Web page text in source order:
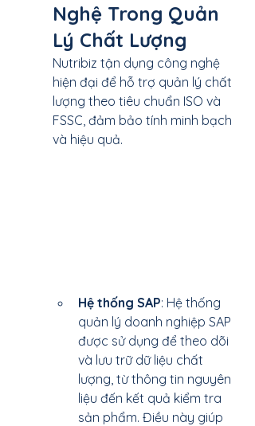
Nghệ Trong Quản
Lý Chất Lượng
Nutribiz tận dụng công nghệ
hiện đại để hỗ trợ quản lý chất
lượng theo tiêu chuẩn ISO và
FSSC, đảm bảo tính minh bạch
và hiệu quả.
Hệ thống SAP: Hệ thống
quản lý doanh nghiệp SAP
được sử dụng để theo dõi
và lưu trữ dữ liệu chất
lượng, từ thông tin nguyên
liệu đến kết quả kiểm tra
sản phẩm. Điều này giúp